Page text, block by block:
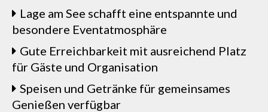
Lage am See schafft eine entspannte und
besondere Eventatmosphäre
Gute Erreichbarkeit mit ausreichend Platz
für Gäste und Organisation
Speisen und Getränke für gemeinsames
Genießen verfügbar